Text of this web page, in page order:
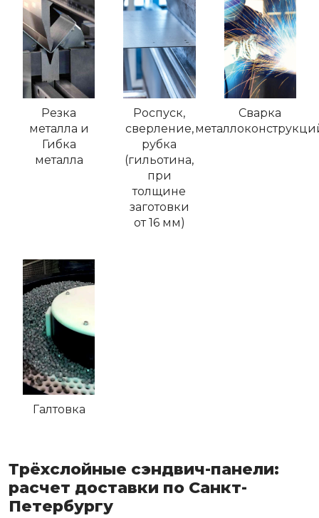
Резка
металла и
Гибка
металла
Роспуск,
сверление,
рубка
(гильотина,
при
толщине
заготовки
от 16 мм)
Сварка
Галтовка
Трёхслойные сэндвич-панели:
расчет доставки по Санкт-
Петербургу